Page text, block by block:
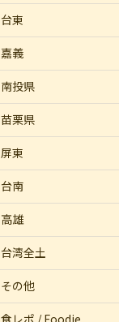
台東
嘉義
南投県
苗栗県
屏東
台南
高雄
台湾全土
その他